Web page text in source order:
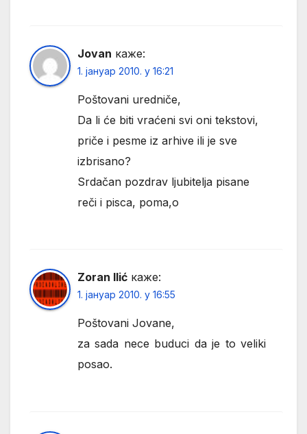
Jovan каже:
1. јануар 2010. у 16:21
Poštovani uredniče,
Da li će biti vraćeni svi oni tekstovi,
priče i pesme iz arhive ili je sve
izbrisano?
Srdačan pozdrav ljubitelja pisane
reči i pisca, poma,o
Zoran Ilić каже:
1. јануар 2010. у 16:55
Poštovani Jovane,
za sada nece buduci da je to veliki
posao.